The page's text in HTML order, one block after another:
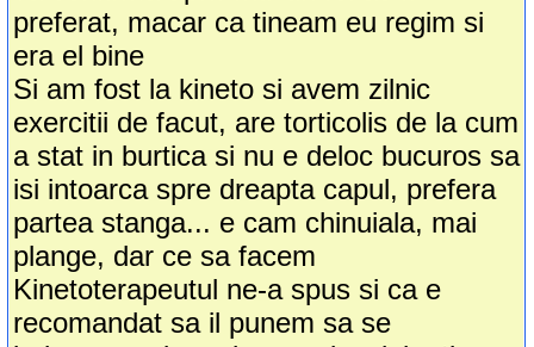
preferat, macar ca tineam eu regim si
era el bine
Si am fost la kineto si avem zilnic
exercitii de facut, are torticolis de la cum
a stat in burtica si nu e deloc bucuros sa
isi intoarca spre dreapta capul, prefera
partea stanga... e cam chinuiala, mai
plange, dar ce sa facem
Kinetoterapeutul ne-a spus si ca e
recomandat sa il punem sa se